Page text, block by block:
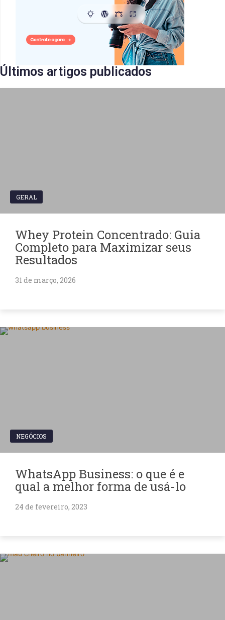
Últimos artigos publicados​
GERAL
Whey Protein Concentrado: Guia
Completo para Maximizar seus
Resultados
31 de março, 2026
NEGÓCIOS
WhatsApp Business: o que é e
qual a melhor forma de usá-lo
24 de fevereiro, 2023